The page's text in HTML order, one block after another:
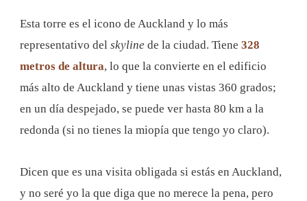
Esta torre es el icono de Auckland y lo más
representativo del skyline de la ciudad. Tiene 328
metros de altura, lo que la convierte en el edificio
más alto de Auckland y tiene unas vistas 360 grados;
en un día despejado, se puede ver hasta 80 km a la
redonda (si no tienes la miopía que tengo yo claro).
Dicen que es una visita obligada si estás en Auckland,
y no seré yo la que diga que no merece la pena, pero